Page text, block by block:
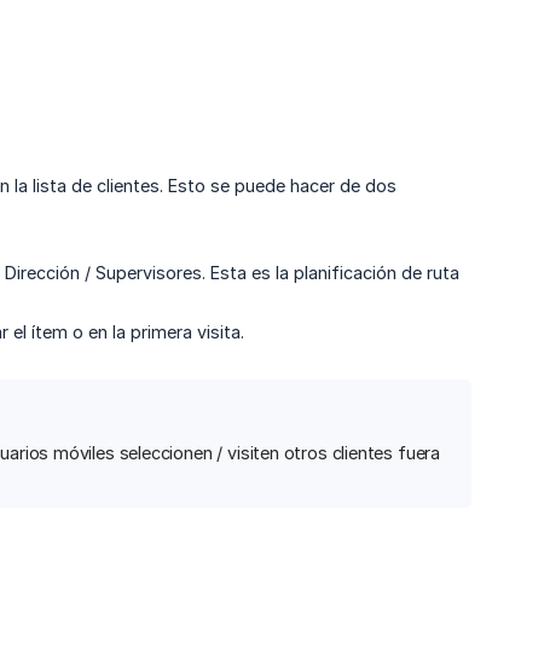
lista de clientes. Esto se puede hacer de dos
/ Supervisores. Esta es la planificación de ruta
el ítem o en la primera visita.
móviles seleccionen / visiten otros clientes fuera